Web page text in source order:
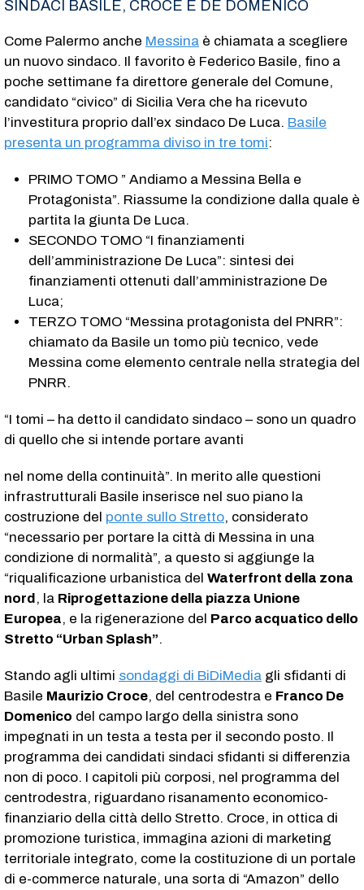
SINDACI BASILE, CROCE E DE DOMENICO
Come Palermo anche Messina è chiamata a scegliere
un nuovo sindaco. Il favorito è Federico Basile, fino a
poche settimane fa direttore generale del Comune,
candidato “civico” di Sicilia Vera che ha ricevuto
l’investitura proprio dall’ex sindaco De Luca. Basile
presenta un programma diviso in tre tomi:
PRIMO TOMO ” Andiamo a Messina Bella e
Protagonista”. Riassume la condizione dalla quale è
partita la giunta De Luca.
SECONDO TOMO “I finanziamenti
dell’amministrazione De Luca”: sintesi dei
finanziamenti ottenuti dall’amministrazione De
Luca;
TERZO TOMO “Messina protagonista del PNRR”:
chiamato da Basile un tomo più tecnico, vede
Messina come elemento centrale nella strategia del
PNRR.
“I tomi – ha detto il candidato sindaco – sono un quadro
di quello che si intende portare avanti
nel nome della continuità”. In merito alle questioni
infrastrutturali Basile inserisce nel suo piano la
costruzione del ponte sullo Stretto, considerato
“necessario per portare la città di Messina in una
condizione di normalità”, a questo si aggiunge la
“riqualificazione urbanistica del Waterfront della zona
nord, la Riprogettazione della piazza Unione
Europea, e la rigenerazione del Parco acquatico dello
Stretto “Urban Splash”.
Stando agli ultimi sondaggi di BiDiMedia gli sfidanti di
Basile Maurizio Croce, del centrodestra e Franco De
Domenico del campo largo della sinistra sono
impegnati in un testa a testa per il secondo posto. Il
programma dei candidati sindaci sfidanti si differenzia
non di poco. I capitoli più corposi, nel programma del
centrodestra, riguardano risanamento economico-
finanziario della città dello Stretto. Croce, in ottica di
promozione turistica, immagina azioni di marketing
territoriale integrato, come la costituzione di un portale
di e-commerce naturale, una sorta di “Amazon” dello